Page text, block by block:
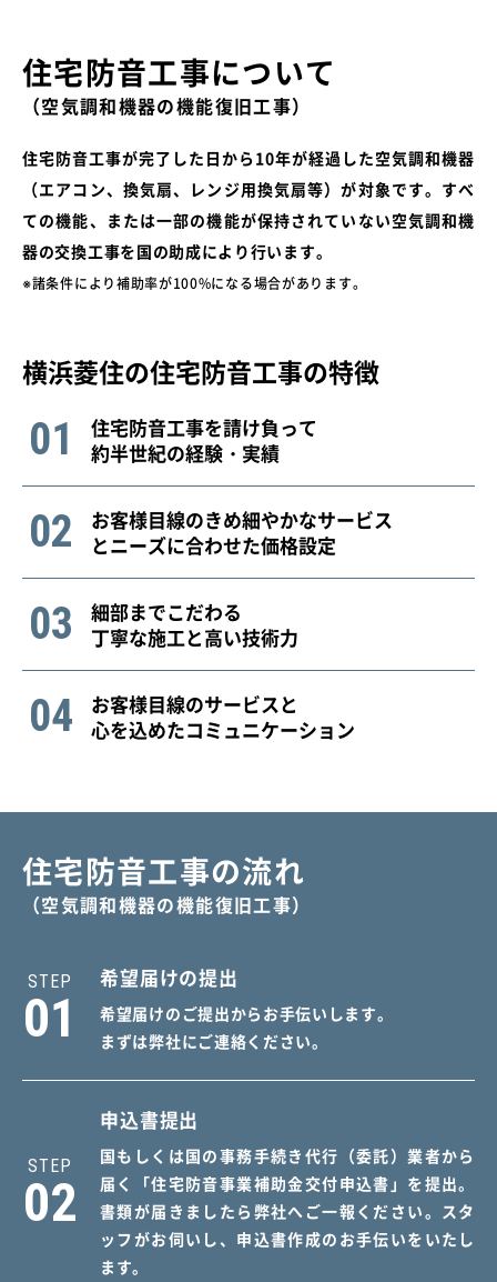
住宅防音工事について
（空気調和機器の機能復旧工事）
住宅防音工事が完了した日から10年が経過した空気調和機器
（エアコン、換気扇、レンジ用換気扇等）が対象です。 すべ
ての機能、または一部の機能が保持されていない空気調和機
器の交換工事を国の助成により行います。
※諸条件により補助率が100%になる場合があります。
横浜菱住の住宅防音工事の特徴
01 住宅防音工事を請け負って
約半世紀の経験・実績
02 お客様目線のきめ細やかなサービス
とニーズに合わせた価格設定
03
細部までこだわる
丁寧な施工と高い技術力
04 お客様目線のサービスと
心を込めたコミュニケーション
住宅防音工事の流れ
（空気調和機器の機能復旧工事）
STEP
01
希望届けの提出
希望届けのご提出からお手伝いします。
まずは弊社にご連絡ください。
STEP
02
申込書提出
国もしくは国の事務手続き代行（委託）業者から
届く「住宅防音事業補助金交付申込書」を提出。
書類が届きましたら弊社へご一報ください。 スタ
ッフがお伺いし、申込書作成のお手伝いをいたし
ます。